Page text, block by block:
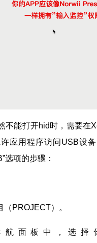
不能打开hid时，需要在
许应用程序访问USB设
选项的步骤：
（PROJECT）。
航面板中，选择